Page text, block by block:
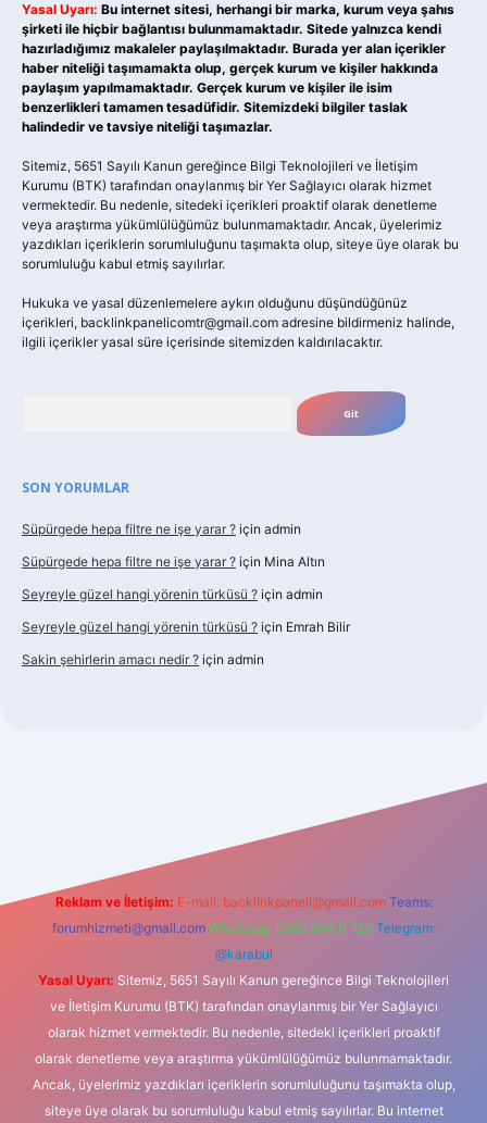
Yasal Uyarı: Bu internet sitesi, herhangi bir marka, kurum veya şahıs
şirketi ile hiçbir bağlantısı bulunmamaktadır. Sitede yalnızca kendi
hazırladığımız makaleler paylaşılmaktadır. Burada yer alan içerikler
haber niteliği taşımamakta olup, gerçek kurum ve kişiler hakkında
paylaşım yapılmamaktadır. Gerçek kurum ve kişiler ile isim
benzerlikleri tamamen tesadüfidir. Sitemizdeki bilgiler taslak
halindedir ve tavsiye niteliği taşımazlar.
Sitemiz, 5651 Sayılı Kanun gereğince Bilgi Teknolojileri ve İletişim
Kurumu (BTK) tarafından onaylanmış bir Yer Sağlayıcı olarak hizmet
vermektedir. Bu nedenle, sitedeki içerikleri proaktif olarak denetleme
veya araştırma yükümlülüğümüz bulunmamaktadır. Ancak, üyelerimiz
yazdıkları içeriklerin sorumluluğunu taşımakta olup, siteye üye olarak bu
sorumluluğu kabul etmiş sayılırlar.
Hukuka ve yasal düzenlemelere aykırı olduğunu düşündüğünüz
içerikleri, backlinkpanelicomtr@gmail.com adresine bildirmeniz halinde,
ilgili içerikler yasal süre içerisinde sitemizden kaldırılacaktır.
SON YORUMLAR
Süpürgede hepa filtre ne işe yarar ? için admin
Süpürgede hepa filtre ne işe yarar ? için Mina Altın
Seyreyle güzel hangi yörenin türküsü ? için admin
Seyreyle güzel hangi yörenin türküsü ? için Emrah Bilir
Sakin şehirlerin amacı nedir ? için admin
Reklam ve İletişim: E-mail: backlinkpaneli@gmail.com Teams:
forumhizmeti@gmail.com Whatsapp: 0262 606 0 726 Telegram:
@karabul
Yasal Uyarı: Sitemiz, 5651 Sayılı Kanun gereğince Bilgi Teknolojileri
ve İletişim Kurumu (BTK) tarafından onaylanmış bir Yer Sağlayıcı
olarak hizmet vermektedir. Bu nedenle, sitedeki içerikleri proaktif
olarak denetleme veya araştırma yükümlülüğümüz bulunmamaktadır.
Ancak, üyelerimiz yazdıkları içeriklerin sorumluluğunu taşımakta olup,
siteye üye olarak bu sorumluluğu kabul etmiş sayılırlar. Bu internet